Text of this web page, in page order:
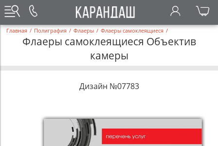
Главная / Полиграфия / Флаеры / Флаеры самоклеящиеся /
Флаеры самоклеящиеся Объектив
камеры
Дизайн №07783